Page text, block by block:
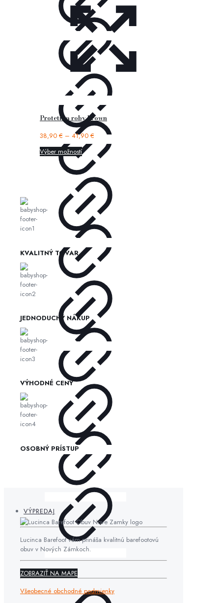
VÝPREDAJ
Protetika roby brown
38,90 € – 41,90 €
Výber možností
KVALITNÝ TOVAR
JEDNODUCHÝ NÁKUP
VÝHODNÉ CENY
OSOBNÝ PRÍSTUP
Lucinca Barefoot vám prináša kvalitnú barefootovú
obuv v Nových Zámkoch.
ZOBRAZIŤ NA MAPE
Všeobecné obchodné podmienky